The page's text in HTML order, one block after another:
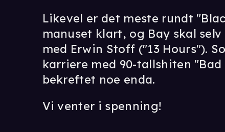
Likevel er det meste rundt
manuset klart, og Bay skal
med Erwin Stoff ("13 Hours").
karriere med 90-tallshiten
bekreftet noe enda.
Vi venter i spenning!